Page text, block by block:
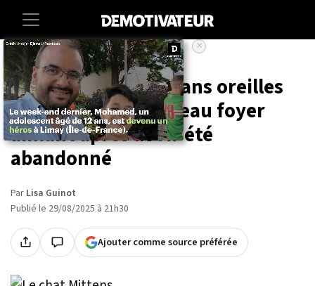
Accueil Animaux
Cet adorable chat sans oreilles
recherche un nouveau foyer
aimant après avoir été
abandonné
Par Lisa Guinot
Publié le 29/08/2025 à 21h30
Ajouter comme source préférée
×